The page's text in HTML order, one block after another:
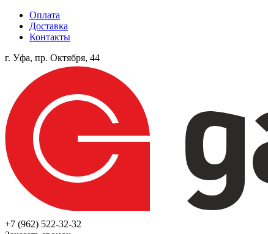
Оплата
Доставка
Контакты
г. Уфа, пр. Октября, 44
+7 (962) 522-32-32